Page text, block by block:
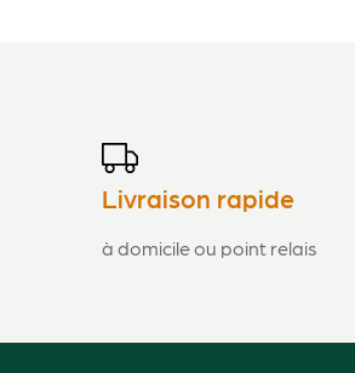
Livraison rapide
à domicile ou point relais